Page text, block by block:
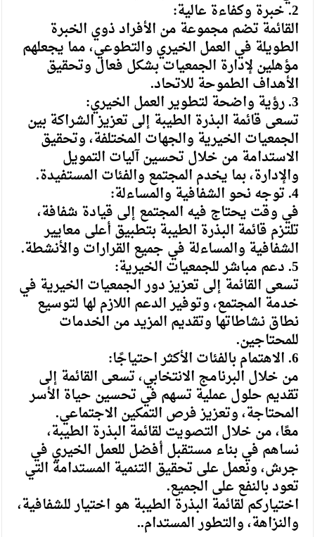
2. خبرة وكفاءة عالية:
القائمة تضم مجموعة من الأفراد ذوي الخبرة
الطويلة في العمل الخيري والتطوعي، مما يجعلهم
مؤهلين لإدارة الجمعيات بشكل فعال وتحقيق
الأهداف الطموحة للاتحاد.
3. رؤية واضحة لتطوير العمل الخيري:
تسعى قائمة البذرة الطيبة إلى تعزيز الشراكة بين
الجمعيات الخيرية والجهات المختلفة، وتحقيق
الاستدامة من خلال تحسين آليات التمويل
والإدارة، بما يخدم المجتمع والفئات المستفيدة.
4. توجه نحو الشفافية والمساءلة:
في وقت يحتاج فيه المجتمع إلى قيادة شفافة،
تلتزم قائمة البذرة الطيبة بتطبيق أعلى معايير
الشفافية والمساءلة في جميع القرارات والأنشطة.
5. دعم مباشر للجمعيات الخيرية:
تسعى القائمة إلى تعزيز دور الجمعيات الخيرية في
خدمة المجتمع، وتوفير الدعم اللازم لها لتوسيع
نطاق نشاطاتها وتقديم المزيد من الخدمات
للمحتاجين.
6. الاهتمام بالفئات الأكثر احتياجًا:
من خلال البرنامج الانتخابي، تسعى القائمة إلى
تقديم حلول عملية تسهم في تحسين حياة الأسر
المحتاجة، وتعزيز فرص التمكين الاجتماعي.
معًا، من خلال التصويت لقائمة البذرة الطيبة،
نساهم في بناء مستقبل أفضل للعمل الخيري في
جرش، ونعمل على تحقيق التنمية المستدامة التي
تعود بالنفع على الجميع.
اختياركم لقائمة البذرة الطيبة هو اختيار للشفافية،
والنزاهة، والتطور المستدام..